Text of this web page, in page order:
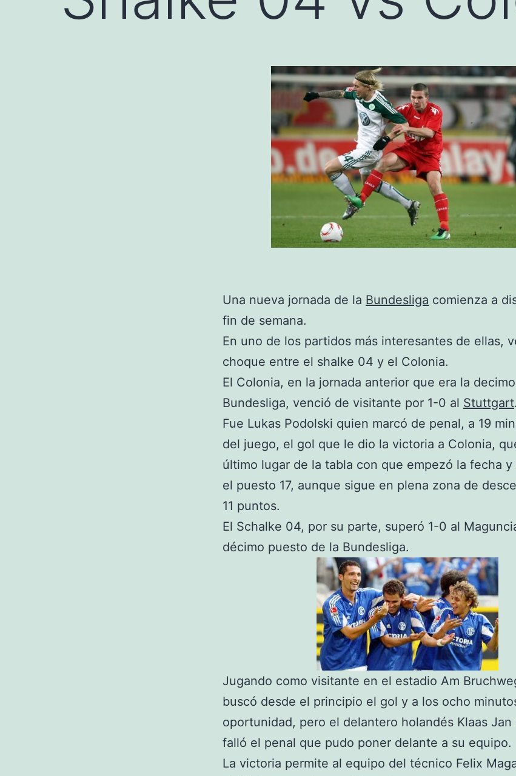
Una nueva jornada de la Bundesliga comienza a
fin de semana.
En uno de los partidos más interesantes de ellas,
choque entre el shalke 04 y el Colonia.
El Colonia, en la jornada anterior que era la
Bundesliga, venció de visitante por 1-0 al Stuttgart.
Fue Lukas Podolski quien marcó de penal, a 19
del juego, el gol que le dio la victoria a Colonia,
último lugar de la tabla con que empezó la fecha y
el puesto 17, aunque sigue en plena zona de
11 puntos.
El Schalke 04, por su parte, superó 1-0 al
décimo puesto de la Bundesliga.
Jugando como visitante en el estadio Am
buscó desde el principio el gol y a los ocho
oportunidad, pero el delantero holandés Klaas Jan
falló el penal que pudo poner delante a su equipo.
La victoria permite al equipo del técnico Felix